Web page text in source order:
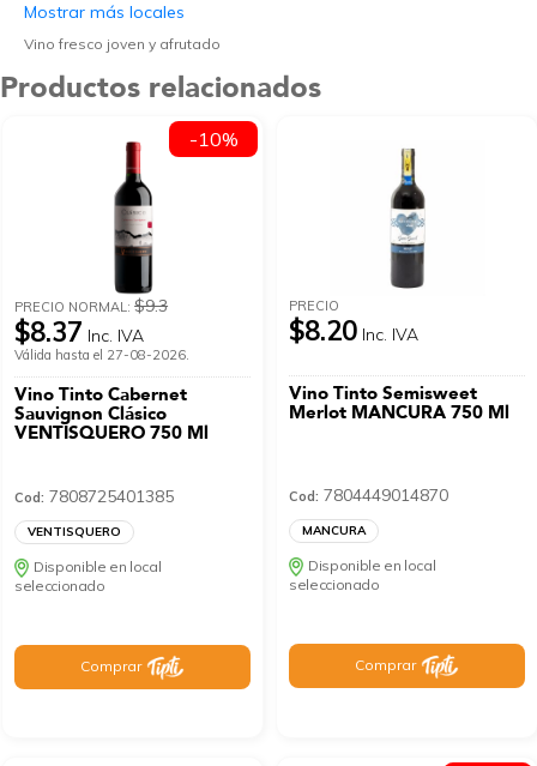
Mostrar más locales
Vino fresco joven y afrutado
Productos relacionados
PRECIO NORMAL:$9.3
$8.37 Inc. IVA
Válida hasta el 27-08-2026.
Vino Tinto Cabernet
Sauvignon Clásico
VENTISQUERO 750 Ml
Cod: 7808725401385
VENTISQUERO
Disponible en local
seleccionado
Comprar
-10%
PRECIO
$8.20 Inc. IVA
Vino Tinto Semisweet
Merlot MANCURA 750 Ml
Cod: 7804449014870
MANCURA
Disponible en local
seleccionado
Comprar